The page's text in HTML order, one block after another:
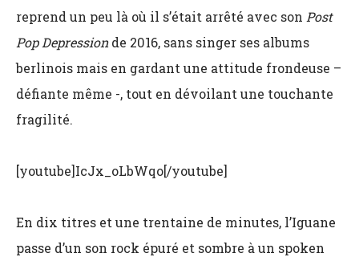
reprend un peu là où il s’était arrêté avec son Post
Pop Depressionde 2016, sans singer ses albums
berlinois mais en gardant une attitude frondeuse –
défiante même -, tout en dévoilant une touchante
fragilité.
[youtube]IcJx_oLbWqo[/youtube]
En dix titres et une trentaine de minutes, l’Iguane
passe d’un son rock épuré et sombre à un spoken